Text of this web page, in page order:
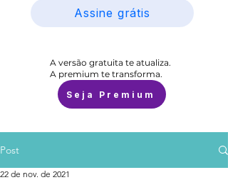
Assine grátis
A versão gratuita te atualiza.
A premium te transforma.
Seja Premium
Post
22 de nov. de 2021